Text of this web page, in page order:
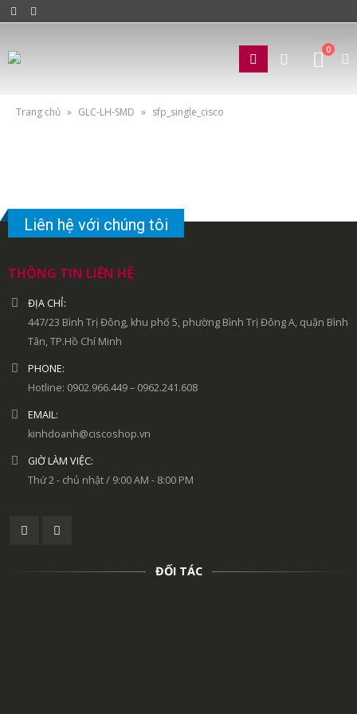
0
Trang chủ » GLC-LH-SMD » sfp_single_cisco
Liên hệ với chúng tôi
THÔNG TIN LIÊN HỆ
ĐỊA CHỈ:
447/23 Bình Trị Đông, khu phố 5, phường Bình Trị Đông A, quận Bình
Tân, TP.Hồ Chí Minh
PHONE:
Hotline: 0902.966.449 – 0962.241.608
EMAIL:
kinhdoanh@ciscoshop.vn
GIỜ LÀM VIỆC:
Thứ 2 - chủ nhật / 9:00 AM - 8:00 PM
ĐỐI TÁC